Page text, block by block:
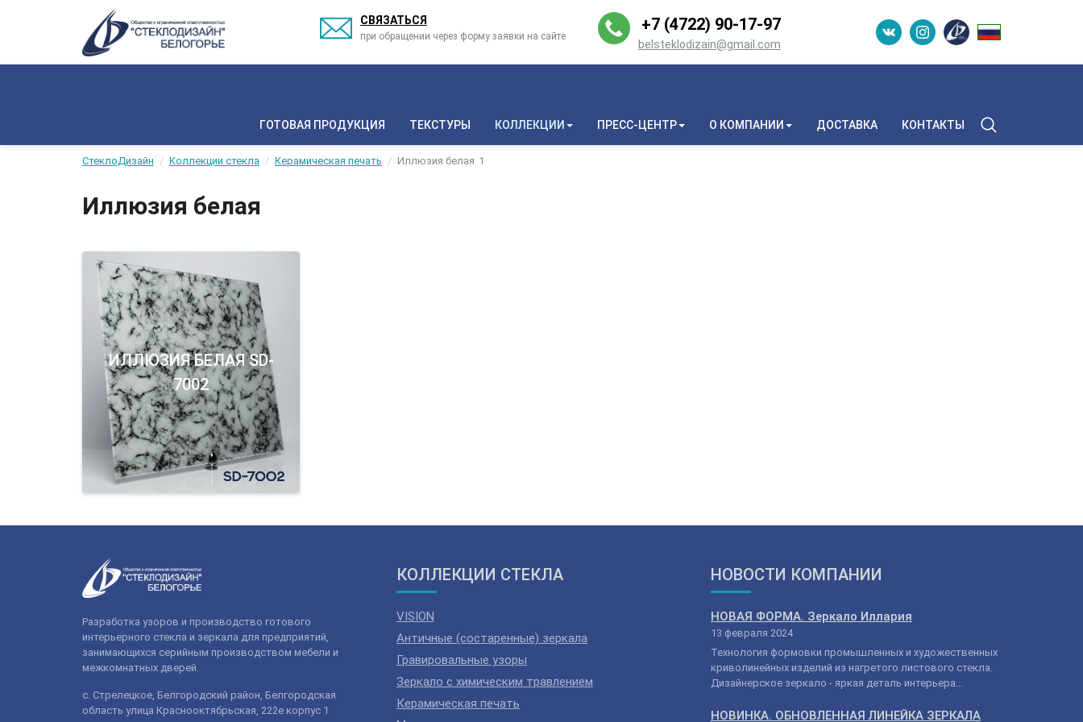
СВЯЗАТЬСЯ
при обращении через форму заявки на сайте
+7 (4722) 90-­17-­97
belsteklodizain@gmail.com
ГОТОВАЯ ПРОДУКЦИЯ ТЕКСТУРЫ КОЛЛЕКЦИИ ПРЕСС-ЦЕНТР О КОМПАНИИ ДОСТАВКА КОНТАКТЫ
СтеклоДизайн Коллекции стекла Керамическая печать Иллюзия белая 1
Иллюзия белая
ИЛЛЮЗИЯ БЕЛАЯ SD-
7002
Разработка узоров и производство готового
интерьерного стекла и зеркала для предприятий,
занимающихся серийным производством мебели и
межкомнатных дверей.
с. Стрелецкое, Белгородский район, Белгородская
область улица Краснооктябрьская, 222е корпус 1
КОЛЛЕКЦИИ СТЕКЛА
VISION
Античные (состаренные) зеркала
Гравировальные узоры
Зеркало с химическим травлением
Керамическая печать
НОВОСТИ КОМПАНИИ
НОВАЯ ФОРМА. Зеркало Иллария
13 февраля 2024
Технология формовки промышленных и художественных
криволинейных изделий из нагретого листового стекла.
Дизайнерское зеркало - яркая деталь интерьера...
НОВИНКА. ОБНОВЛЕННАЯ ЛИНЕЙКА ЗЕРКАЛА